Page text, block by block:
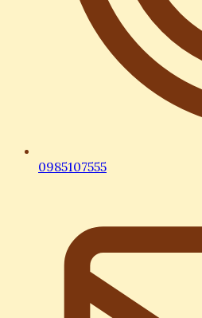
0985107555